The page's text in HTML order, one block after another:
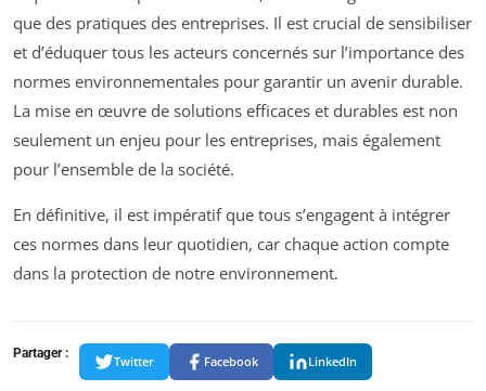
que des pratiques des entreprises. Il est crucial de sensibiliser
et d’éduquer tous les acteurs concernés sur l’importance des
normes environnementales pour garantir un avenir durable.
La mise en œuvre de solutions efficaces et durables est non
seulement un enjeu pour les entreprises, mais également
pour l’ensemble de la société.
En définitive, il est impératif que tous s’engagent à intégrer
ces normes dans leur quotidien, car chaque action compte
dans la protection de notre environnement.
Partager :
Twitter Facebook LinkedIn